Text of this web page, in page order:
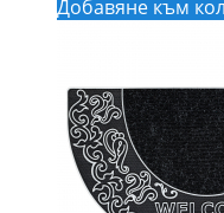
Добавяне към